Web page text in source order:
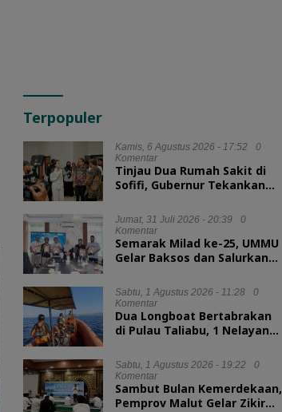
Terpopuler
Kamis, 6 Agustus 2026 - 17:52
0
Komentar
Tinjau Dua Rumah Sakit di
Sofifi, Gubernur Tekankan
Kesehatan
Jumat, 31 Juli 2026 - 20:39
0
Komentar
Semarak Milad ke-25, UMMU
Gelar Baksos dan Salurkan
Mahasiswa Kurang Mampu
Sabtu, 1 Agustus 2026 - 11:28
0
Komentar
Dua Longboat Bertabrakan
di Pulau Taliabu, 1 Nelayan
Sabtu, 1 Agustus 2026 - 19:22
0
Komentar
Sambut Bulan Kemerdekaan,
Pemprov Malut Gelar Zikir